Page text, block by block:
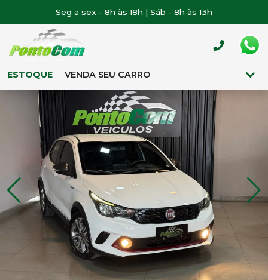
Seg a sex - 8h às 18h | Sáb - 8h às 13h
ESTOQUE VENDA SEU CARRO